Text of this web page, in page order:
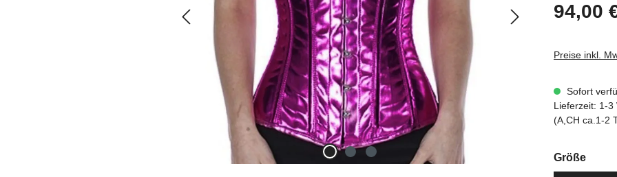
94,00
Preise inkl.
Sofort
Lieferzeit: 1-3
(A,CH ca.1-2
Größe